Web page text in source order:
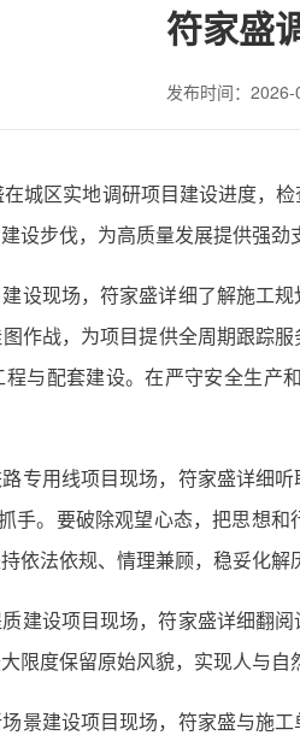
符家盛
发布时间：
城区实地调研项目建设进度，
设步伐，为高质量发展提供强劲
设现场，符家盛详细了解施工
作战，为项目提供全周期跟踪
与配套建设。在严守安全生
专用线项目现场，符家盛详细
手。要破除观望心态，把思想
依法依规、情理兼顾，稳妥化解
建设项目现场，符家盛详细翻
限度保留原始风貌，实现人与自
景建设项目现场，符家盛与施